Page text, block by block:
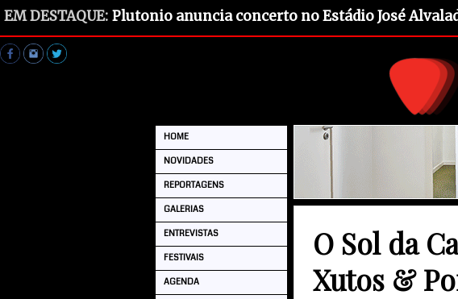
EM DESTAQUE: Plutonio anuncia concerto no Estádio José
HOME
NOVIDADES
REPORTAGENS
GALERIAS
ENTREVISTAS
FESTIVAIS
AGENDA
O Sol da
Xutos &